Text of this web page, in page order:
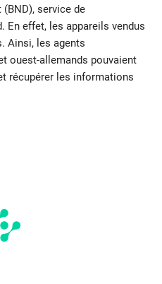
service de
En effet, les appareils vendus
Ainsi, les agents
ouest-allemands pouvaient
récupérer les informations